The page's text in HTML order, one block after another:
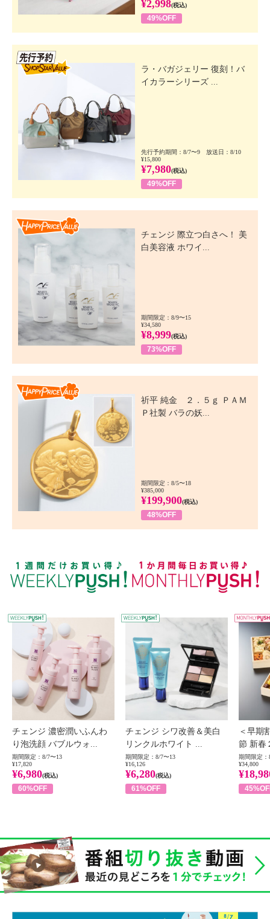
¥2,998(税込)
49%OFF
ラ・バガジェリー 復刻！バ
イカラーシリーズ ...
先行予約期間：8/7〜9 放送日：8/10
¥15,800
¥7,980(税込)
49%OFF
チェンジ 際立つ白さへ！ 美
白美容液 ホワイ...
期間限定：8/9〜15
¥34,580
¥8,999(税込)
73%OFF
祈平 純金 ２．５ｇ ＰＡＭ
Ｐ社製 バラの妖...
期間限定：8/5〜18
¥385,000
¥199,900(税込)
48%OFF
WEEKLY PUSH
チェンジ 濃密潤いふんわ
り泡洗顔 バブルウォ...
期間限定：8/7〜13
¥17,820
¥6,980(税込)
60%OFF
チェンジ シワ改善＆美白
リンクルホワイト ...
期間限定：8/7〜13
¥16,126
¥6,280(税込)
61%OFF
＜早期
節 新春
期間限定：
¥34,800